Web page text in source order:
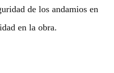
de los andamios en
en la obra.